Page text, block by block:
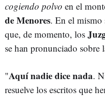
cogiendo polvo en el
de Menores. En el mismo
que, de momento, los
se han pronunciado
"Aquí nadie dice nada.
resuelve los escritos que